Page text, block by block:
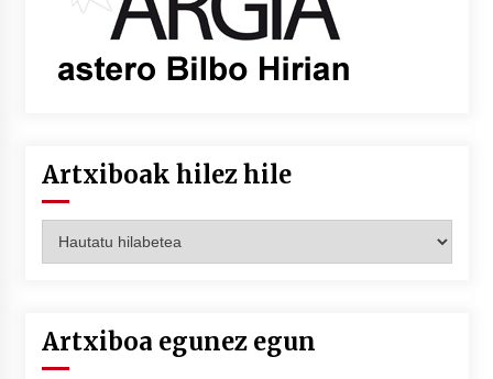
Artxiboak hilez hile
hilez
Artxiboa egunez egun